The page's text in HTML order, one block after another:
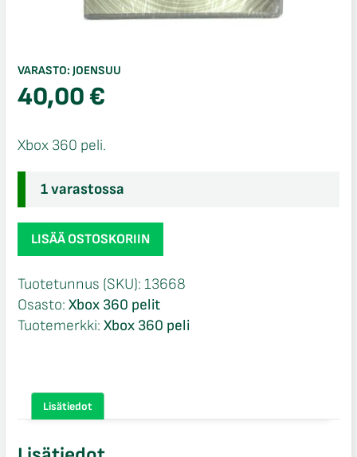
VARASTO: JOENSUU
40,00€
Xbox 360 peli.
1 varastossa
Call
of
2
NIB
Xbox
LISÄÄ OSTOSKORIIN
Tuotetunnus (SKU): 13668
Osasto: Xbox 360 pelit
Tuotemerkki: Xbox 360 peli
Lisätiedot